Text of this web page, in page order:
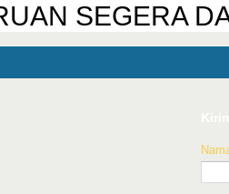
SEGERA